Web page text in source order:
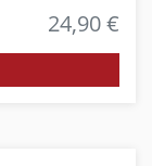
24,90 €